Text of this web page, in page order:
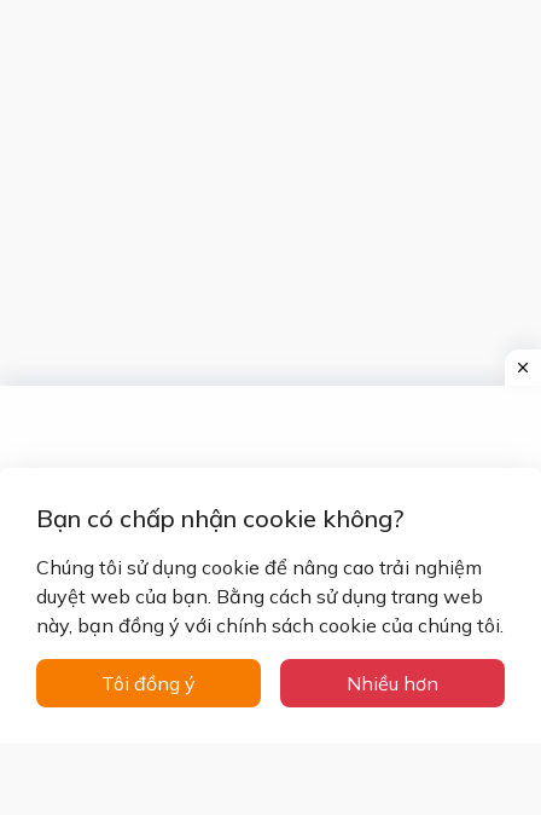
Bạn có chấp nhận cookie không?
Chúng tôi sử dụng cookie để nâng cao trải nghiệm
duyệt web của bạn. Bằng cách sử dụng trang web
này, bạn đồng ý với chính sách cookie của chúng tôi.
Tôi đồng ý Nhiều hơn